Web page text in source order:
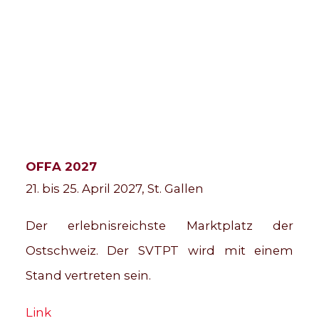
OFFA 2027
21. bis 25. April 2027, St. Gallen
Der erlebnisreichste Marktplatz der
Ostschweiz. Der SVTPT wird mit einem
Stand vertreten sein.
Link